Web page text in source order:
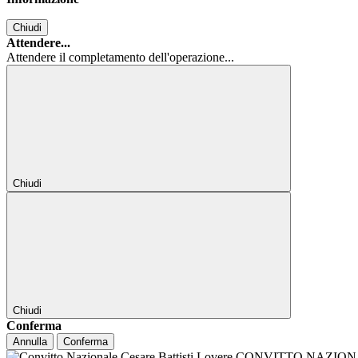
Chiudi
Attendere...
Attendere il completamento dell'operazione...
Chiudi
Chiudi
Conferma
Annulla Conferma